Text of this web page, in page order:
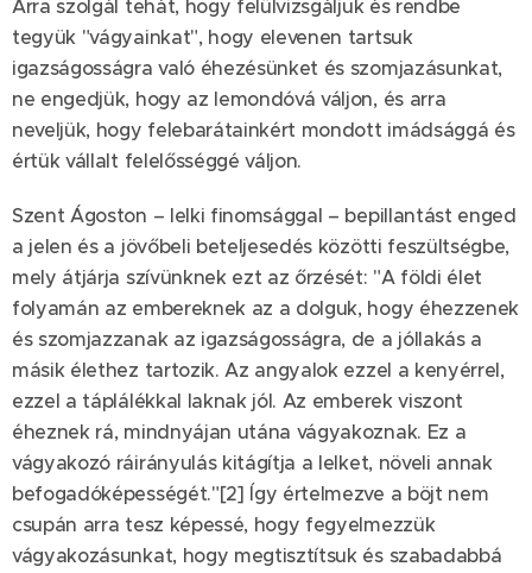
Arra szolgál tehát, hogy felülvizsgáljuk és rendbe
tegyük "vágyainkat", hogy elevenen tartsuk
igazságosságra való éhezésünket és szomjazásunkat,
ne engedjük, hogy az lemondóvá váljon, és arra
neveljük, hogy felebarátainkért mondott imádsággá és
értük vállalt felelősséggé váljon.
Szent Ágoston – lelki finomsággal – bepillantást enged
a jelen és a jövőbeli beteljesedés közötti feszültségbe,
mely átjárja szívünknek ezt az őrzését: "A földi élet
folyamán az embereknek az a dolguk, hogy éhezzenek
és szomjazzanak az igazságosságra, de a jóllakás a
másik élethez tartozik. Az angyalok ezzel a kenyérrel,
ezzel a táplálékkal laknak jól. Az emberek viszont
éheznek rá, mindnyájan utána vágyakoznak. Ez a
vágyakozó ráirányulás kitágítja a lelket, növeli annak
befogadóképességét."[2] Így értelmezve a böjt nem
csupán arra tesz képessé, hogy fegyelmezzük
vágyakozásunkat, hogy megtisztítsuk és szabadabbá